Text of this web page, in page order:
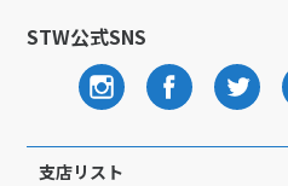
STW公式SNS
支店リスト